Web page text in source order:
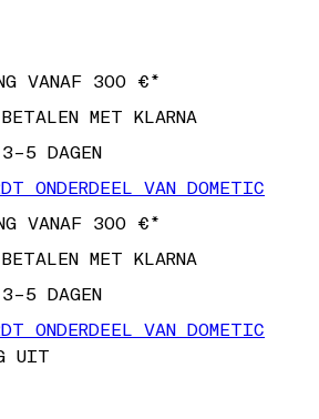
VANAF 300 €*
MET KLARNA
DAGEN
ONDERDEEL VAN DOMETIC
VANAF 300 €*
MET KLARNA
DAGEN
ONDERDEEL VAN DOMETIC
UIT